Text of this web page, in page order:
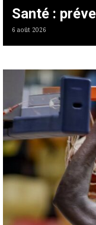
Santé :
6 août 2026